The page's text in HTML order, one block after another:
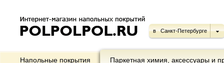
в Санкт-Петербурге
Напольные покрытия Паркетная химия, аксессуары и